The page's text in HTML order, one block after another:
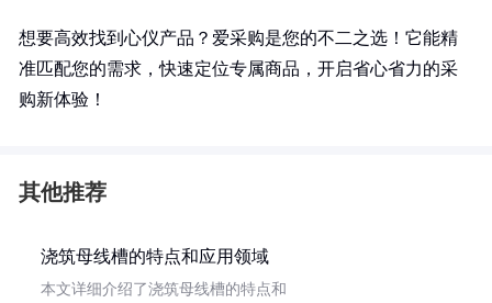
想要高效找到心仪产品？爱采购是您的不二之选！它能精
准匹配您的需求，快速定位专属商品，开启省心省力的采
购新体验！
其他推荐
浇筑母线槽的特点和应用领域
本文详细介绍了浇筑母线槽的特点和